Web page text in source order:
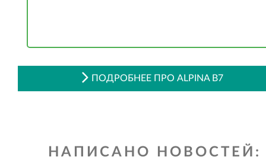
ПОДРОБНЕЕ ПРО ALPINA B7
НАПИСАНО НОВОСТЕЙ: